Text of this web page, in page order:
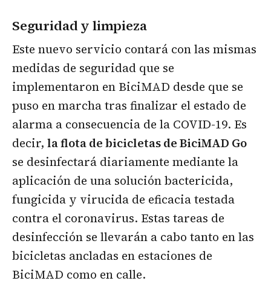
Seguridad y limpieza
Este nuevo servicio contará con las mismas
medidas de seguridad que se
implementaron en BiciMAD desde que se
puso en marcha tras finalizar el estado de
alarma a consecuencia de la COVID-19. Es
decir, la flota de bicicletas de BiciMAD Go
se desinfectará diariamente mediante la
aplicación de una solución bactericida,
fungicida y virucida de eficacia testada
contra el coronavirus. Estas tareas de
desinfección se llevarán a cabo tanto en las
bicicletas ancladas en estaciones de
BiciMAD como en calle.